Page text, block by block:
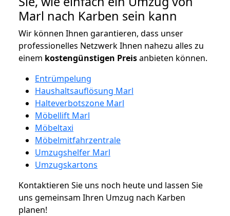
Marl nach Karben sein kann
Wir können Ihnen garantieren, dass unser
professionelles Netzwerk Ihnen nahezu alles zu
einem kostengünstigen Preisanbieten können.
Entrümpelung
Haushaltsauflösung Marl
Halteverbotszone Marl
Möbellift Marl
Möbeltaxi
Möbelmitfahrzentrale
Umzugshelfer Marl
Umzugskartons
Kontaktieren Sie uns noch heute und lassen Sie
uns gemeinsam Ihren Umzug nach Karben
planen!